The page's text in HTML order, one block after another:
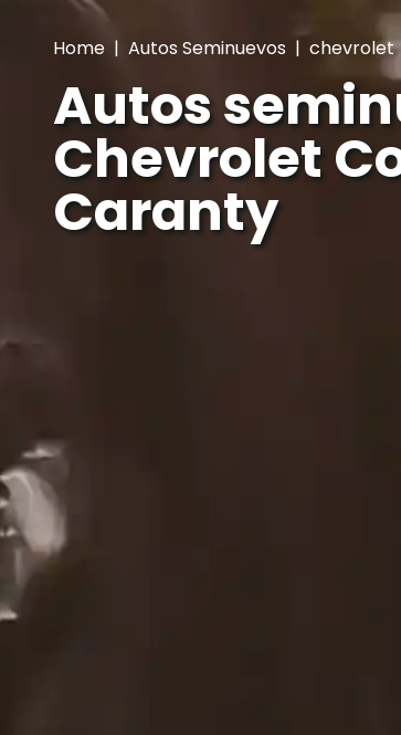
Home | Autos Seminuevos | chevrolet
Autos
Chevrolet
Caranty